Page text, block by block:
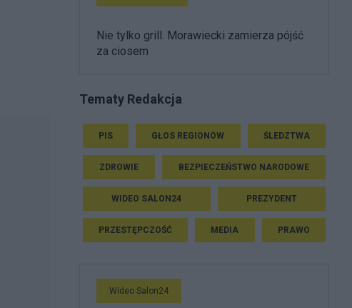
Nie tylko grill. Morawiecki zamierza pójść
za ciosem
Tematy Redakcja
PIS GŁOS REGIONÓW ŚLEDZTWA
ZDROWIE BEZPIECZEŃSTWO NARODOWE
WIDEO SALON24 PREZYDENT
PRZESTĘPCZOŚĆ MEDIA PRAWO
Wideo Salon24